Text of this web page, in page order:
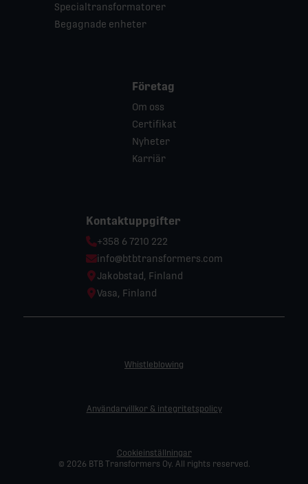
Specialtransformatorer
Begagnade enheter
Företag
Om oss
Certifikat
Nyheter
Karriär
Kontaktuppgifter
Phone:
+358 6 7210 222
Email:
info@btbtransformers.com
Location:
Jakobstad, Finland
Location:
Vasa, Finland
© 2026 BTB Transformers Oy. All rights reserved.
Whistleblowing
Användarvillkor & integritetspolicy
Cookieinställningar